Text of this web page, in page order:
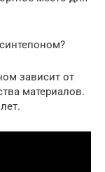
зависит от
материалов.